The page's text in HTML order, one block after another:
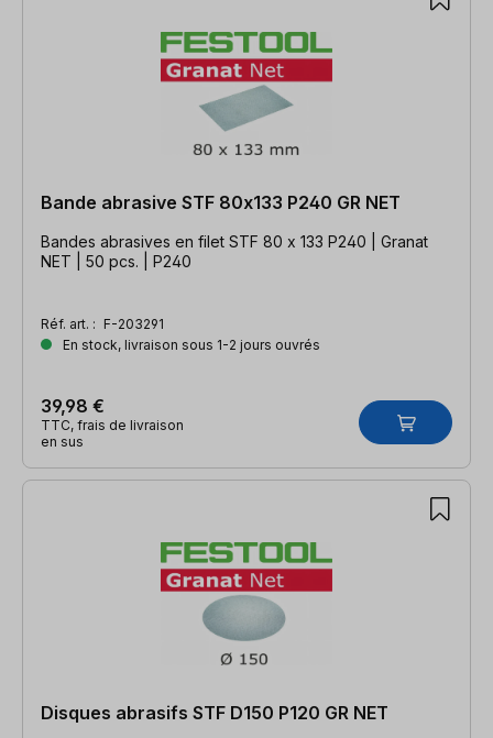
Bande abrasive STF 80x133 P240 GR NET
Bandes abrasives en filet STF 80 x 133 P240 | Granat
NET | 50 pcs. | P240
Réf. art. : F-203291
En stock, livraison sous 1-2 jours ouvrés
39,98 €
TTC, frais de livraison
en sus
Disques abrasifs STF D150 P120 GR NET